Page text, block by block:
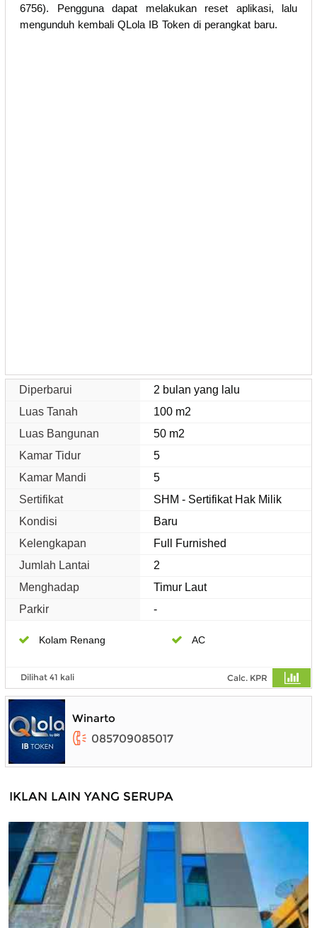
6756). Pengguna dapat melakukan reset aplikasi, lalu
mengunduh kembali QLola IB Token di perangkat baru.
Diperbarui
2 bulan yang lalu
Luas Tanah
100 m2
Luas Bangunan
50 m2
Kamar Tidur
5
Kamar Mandi
5
Sertifikat
SHM - Sertifikat Hak Milik
Kondisi
Baru
Kelengkapan
Full Furnished
Jumlah Lantai
2
Menghadap
Timur Laut
Parkir
-
Kolam Renang AC
Dilihat 41 kali Calc. KPR
Winarto
085709085017
IKLAN LAIN YANG SERUPA